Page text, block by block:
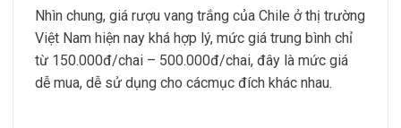
Nhìn chung, giá rượu vang trắng của Chile ở thị trường
Việt Nam hiện nay khá hợp lý, mức giá trung bình chỉ
từ 150.000đ/chai – 500.000đ/chai, đây là mức giá
dễ mua, dễ sử dụng cho cácmục đích khác nhau.